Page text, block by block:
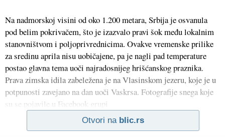
Na nadmorskoj visini od oko 1.200 metara, Srbija je osvanula
pod belim pokrivačem, što je izazvalo pravi šok među lokalnim
stanovništvom i poljoprivrednicima. Ovakve vremenske prilike
za sredinu aprila nisu uobičajene, pa je nagli pad temperature
postao glavna tema uoči najradosnijeg hrišćanskog praznika.
Prava zimska idila zabeležena je na Vlasinskom jezeru, koje je u
potpunosti zavejano na dan uoči Vaskrsa. Fotografije snega koje
su se pojavile u Facebook grupi
Otvori na blic.rs